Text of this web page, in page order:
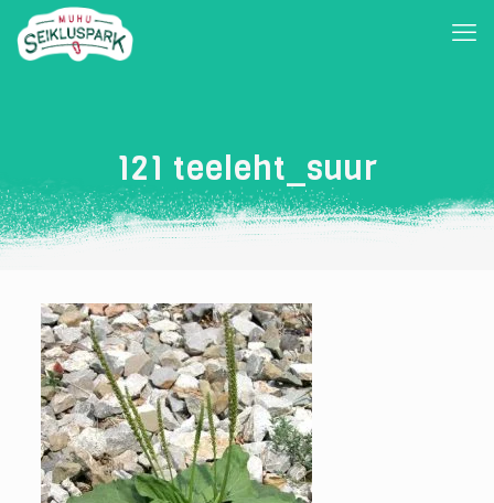
121 teeleht_suur